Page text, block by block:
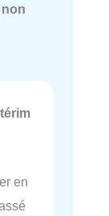
non
en